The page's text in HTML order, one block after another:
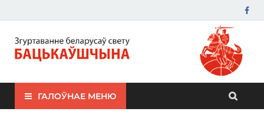
ЗБС "Бацькаўшчына"
ГАЛОЎНАЕ МЕНЮ